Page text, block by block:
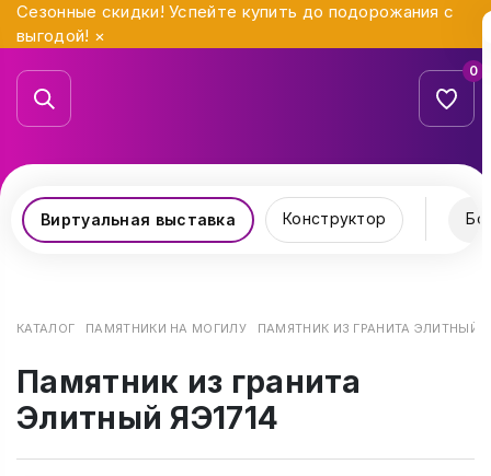
Сезонные скидки! Успейте купить до подорожания с
выгодой! ×
0
Виртуальная выставка Конструктор
КАТАЛОГ ПАМЯТНИКИ НА МОГИЛУ ПАМЯТНИК ИЗ ГРАНИТА ЭЛИТНЫЙ
Памятник из гранита
Элитный ЯЭ1714